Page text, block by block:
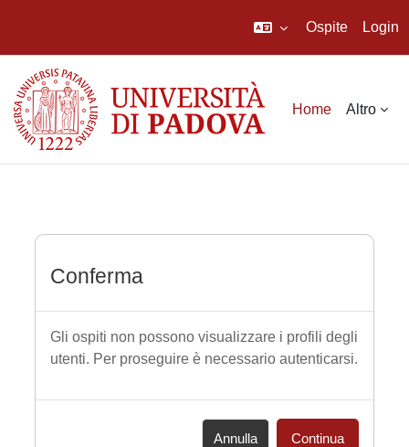
Ospite Login
Home Altro
Conferma
Gli ospiti non possono visualizzare i profili degli
utenti. Per proseguire è necessario autenticarsi.
Annulla Continua